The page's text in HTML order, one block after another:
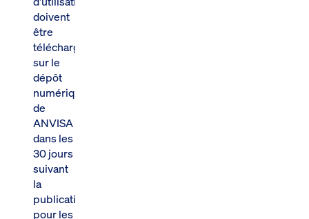
doivent
être
téléchargées
sur le
dépôt
numérique
de
ANVISA
dans les
30 jours
suivant
la
publication
pour les